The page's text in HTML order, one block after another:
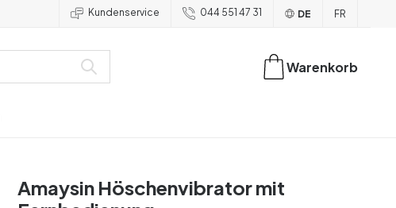
Kundenservice 044 551 47 31 DE FR
Warenkorb
Amaysin Höschenvibrator mit